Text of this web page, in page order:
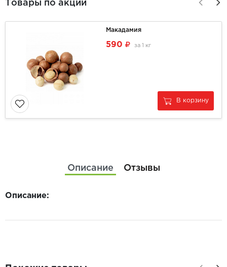
Товары по акции
Макадамия
590 за 1 кг
В корзину
Описание Отзывы
Описание: